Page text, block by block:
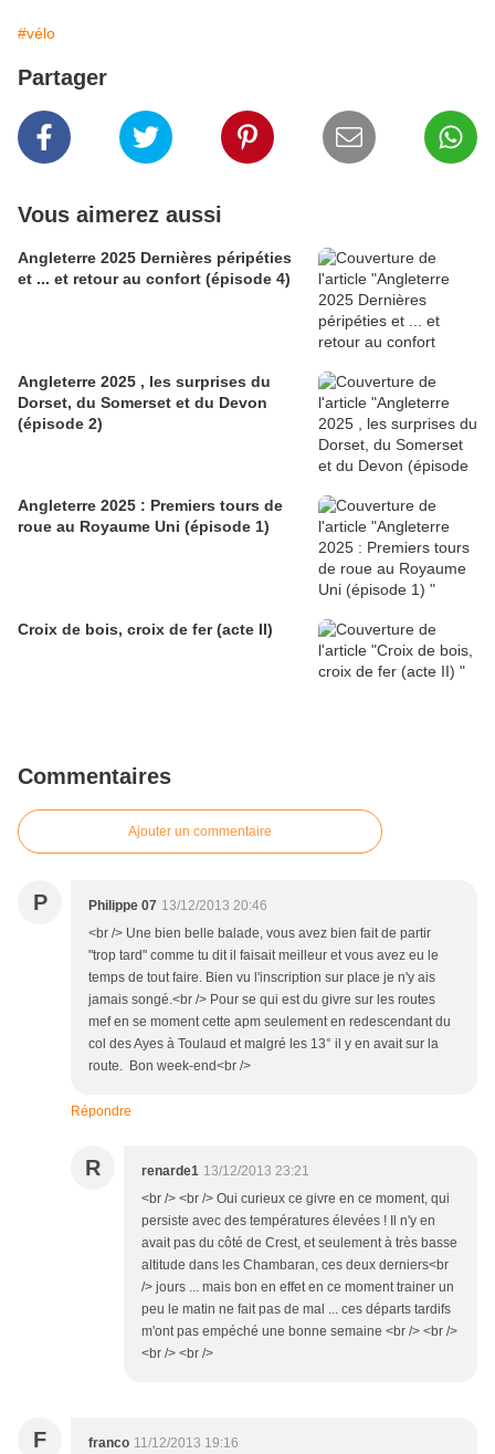
#vélo
Partager
Vous aimerez aussi
Angleterre 2025 Dernières péripéties
et ... et retour au confort (épisode 4)
Angleterre 2025 , les surprises du
Dorset, du Somerset et du Devon
(épisode 2)
Angleterre 2025 : Premiers tours de
roue au Royaume Uni (épisode 1)
Croix de bois, croix de fer (acte II)
Commentaires
Ajouter un commentaire
P Philippe 07 13/12/2013 20:46
<br /> Une bien belle balade, vous avez bien fait de partir
"trop tard" comme tu dit il faisait meilleur et vous avez eu le
temps de tout faire. Bien vu l'inscription sur place je n'y ais
jamais songé.<br /> Pour se qui est du givre sur les routes
mef en se moment cette apm seulement en redescendant du
col des Ayes à Toulaud et malgré les 13° il y en avait sur la
route. Bon week-end<br />
Répondre
R renarde1 13/12/2013 23:21
<br /> <br /> Oui curieux ce givre en ce moment, qui
persiste avec des températures élevées ! Il n'y en
avait pas du côté de Crest, et seulement à très basse
altitude dans les Chambaran, ces deux derniers<br
/> jours ... mais bon en effet en ce moment trainer un
peu le matin ne fait pas de mal ... ces départs tardifs
m'ont pas empéché une bonne semaine <br /> <br />
<br /> <br />
F franco 11/12/2013 19:16